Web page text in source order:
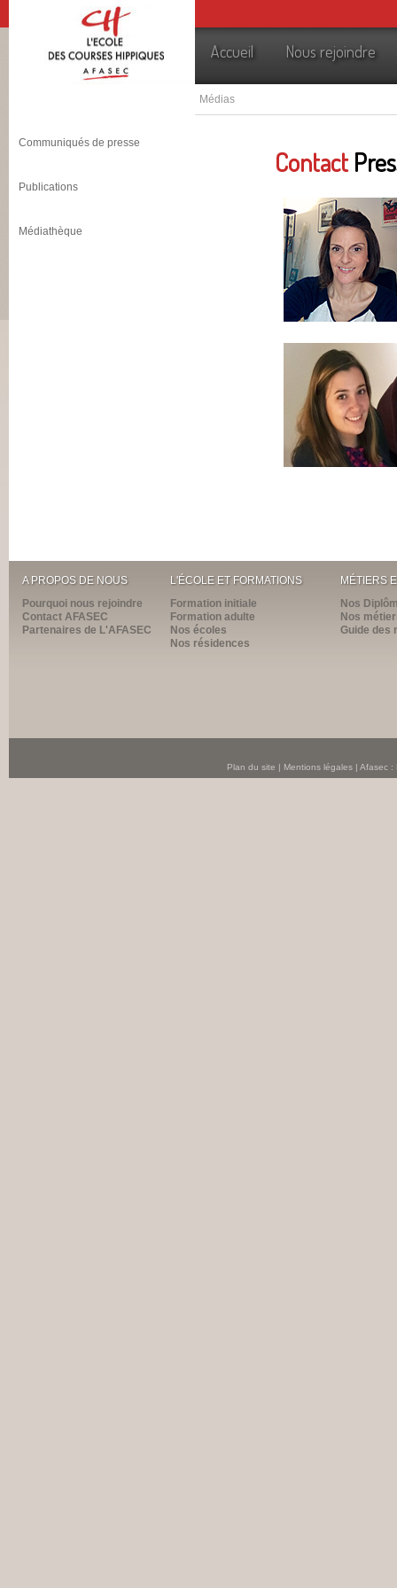
Accueil Nous rejoindre
Médias
Communiqués de presse
Publications
Médiathèque
Contact
A PROPOS DE NOUS L'ÉCOLE ET FORMATIONS
MÉTIERS
Pourquoi nous rejoindre
Contact AFASEC
Partenaires de L'AFASEC
Formation initiale
Formation adulte
Nos écoles
Nos résidences
Nos
Nos
Guide des
Plan du site | Mentions légales| Afasec :